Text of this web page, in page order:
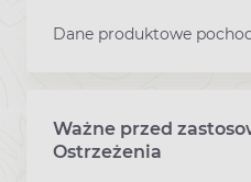
Dane produktowe
Ważne przed
Ostrzeżenia